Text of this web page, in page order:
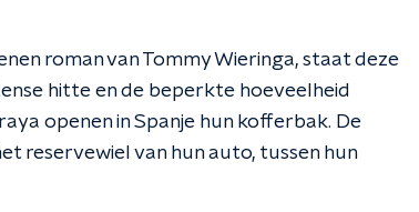
roman van Tommy Wieringa, staat deze
hitte en de beperkte hoeveelheid
openen in Spanje hun kofferbak. De
reservewiel van hun auto, tussen hun